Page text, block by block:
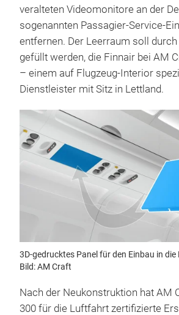
veralteten Videomonitore an der
sogenannten Passagier-Service-
entfernen. Der Leerraum soll
gefüllt werden, die Finnair bei AM
– einem auf Flugzeug-Interior
Dienstleister mit Sitz in Lettland.
3D-gedrucktes Panel für den Einbau in die
Bild: AM Craft
Nach der Neukonstruktion hat AM
300 für die Luftfahrt zertifizierte